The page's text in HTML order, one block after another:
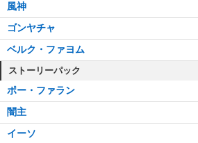
風神
ゴンヤチャ
ベルク・ファヨム
ストーリーパック
ポー・ファラン
闇主
イーソ